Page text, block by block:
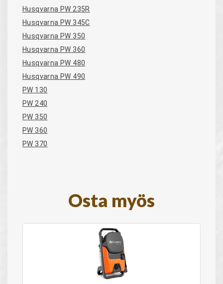
Husqvarna PW 235R
Husqvarna PW 345C
Husqvarna PW 350
Husqvarna PW 360
Husqvarna PW 480
Husqvarna PW 490
PW 130
PW 240
PW 350
PW 360
PW 370
Osta myös